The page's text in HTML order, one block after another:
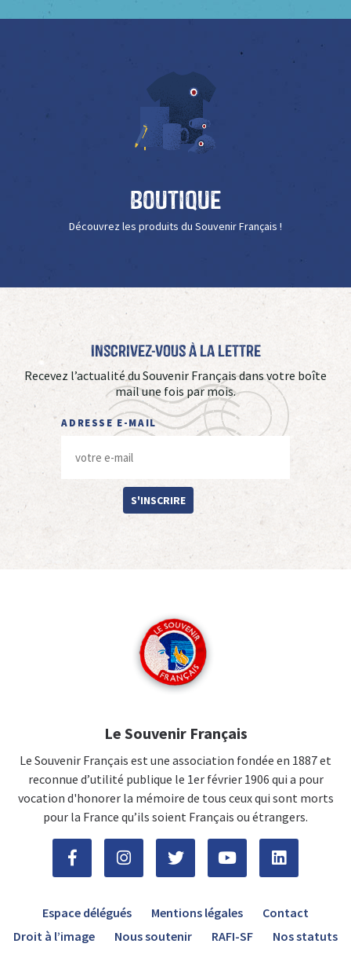
Boutique
Découvrez les produits du Souvenir Français !
Inscrivez-vous à La Lettre
Recevez l’actualité du Souvenir Français dans votre boîte
mail une fois par mois.
ADRESSE E-MAIL
S'INSCRIRE
Le Souvenir Français
Le Souvenir Français est une association fondée en 1887 et
reconnue d’utilité publique le 1er février 1906 qui a pour
vocation d'honorer la mémoire de tous ceux qui sont morts
pour la France qu’ils soient Français ou étrangers.
Espace délégués Mentions légales
Contact
Droit à l’image
Nous soutenir RAFI-SF Nos statuts